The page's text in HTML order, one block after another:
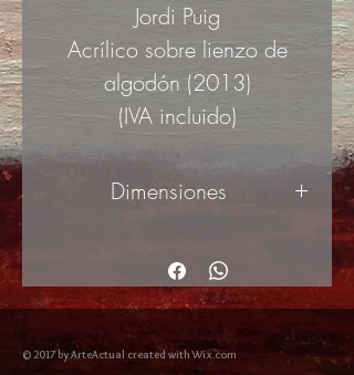
Jordi Puig
Acrílico sobre lienzo de
algodón (2013)
(IVA incluido)
Dimensiones
© 2017 by ArteActual created with Wix.com